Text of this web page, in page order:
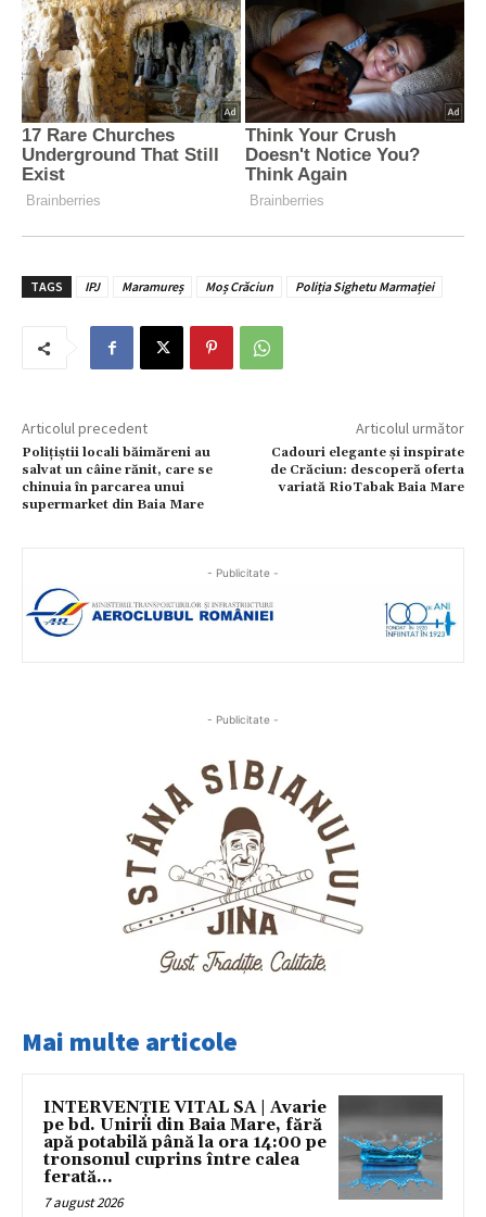
TAGS IPJ Maramureș Moș Crăciun Poliția Sighetu Marmației
Articolul precedent
Polițiștii locali băimăreni au
salvat un câine rănit, care se
chinuia în parcarea unui
supermarket din Baia Mare
Articolul următor
Cadouri elegante și inspirate
de Crăciun: descoperă oferta
variată RioTabak Baia Mare
- Publicitate -
- Publicitate -
Mai multe articole
INTERVENȚIE VITAL SA | Avarie
pe bd. Unirii din Baia Mare, fără
apă potabilă până la ora 14:00 pe
tronsonul cuprins între calea
ferată...
7 august 2026